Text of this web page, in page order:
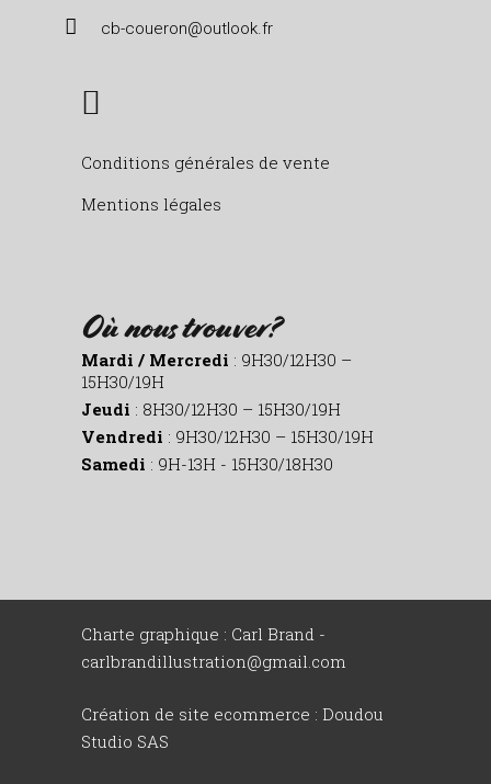
cb-coueron@outlook.fr
Conditions générales de vente
Mentions légales
Où nous trouver?
Mardi / Mercredi : 9H30/12H30 –
15H30/19H
Jeudi : 8H30/12H30 – 15H30/19H
Vendredi : 9H30/12H30 – 15H30/19H
Samedi : 9H-13H - 15H30/18H30
Charte graphique : Carl Brand -
carlbrandillustration@gmail.com
Création de site ecommerce : Doudou
Studio SAS